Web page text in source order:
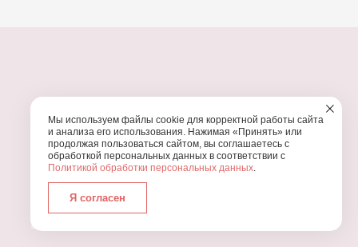
УЗНАЙТЕ, ПОЧЕМУ ПРОВЕДЕНИЕВАШЕГО
ПРАЗДНИКА СТОИТ ДОВЕРИТЬ НАМ
Работаем с 2016 года
Мы используем файлы cookie для корректной работы сайта
и анализа его использования. Нажимая «Принять» или
продолжая пользоваться сайтом, вы соглашаетесь с
обработкой персональных данных в соответствии с
Политикой обработки персональных данных.
Я согласен